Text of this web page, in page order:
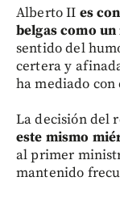
Alberto II es
belgas como
sentido del
certera y
ha mediado con
La decisión del
este mismo
al primer
mantenido